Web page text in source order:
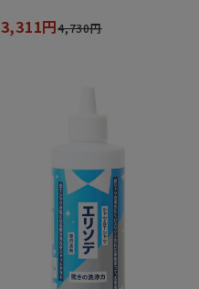
3,311円4,730円